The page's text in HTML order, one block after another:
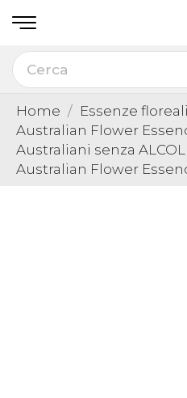
Home
Essenze
Australian Flower
Australiani senza ALCOL
Australian Flower